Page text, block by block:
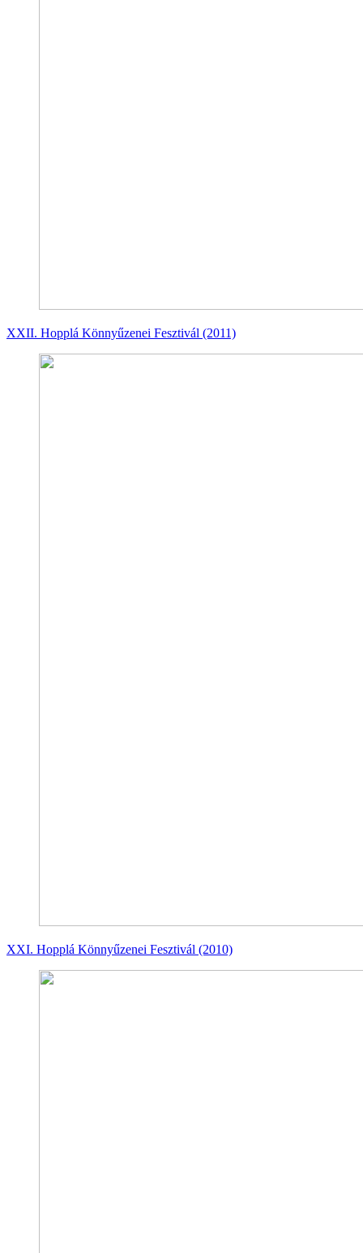
XXII. Hopplá Könnyűzenei Fesztivál (2011)
XXI. Hopplá Könnyűzenei Fesztivál (2010)